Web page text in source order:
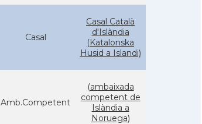
Casal
Casal Català
d'Islàndia
(Katalonska
Husid a Islandi)
Amb.Competent
(ambaixada
competent de
Islàndia a
Noruega)